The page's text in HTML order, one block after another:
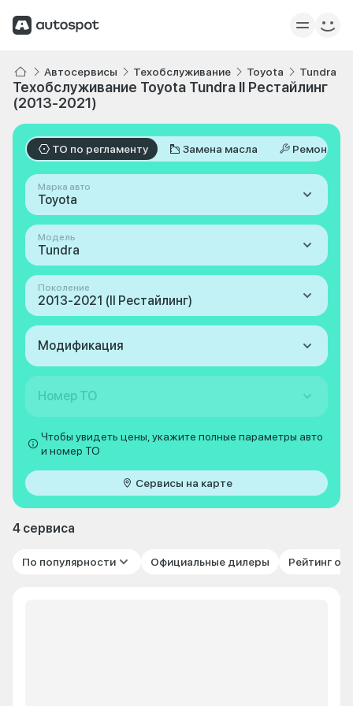
Автосервисы Техобслуживание Toyota Tundra
Техобслуживание Toyota Tundra II Рестайлинг
(2013-2021)
ТО по регламенту Замена масла Ремонт
Марка авто
Toyota
Модель
Tundra
Поколение
2013-2021 (II Рестайлинг)
Модификация
Номер ТО
Чтобы увидеть цены, укажите полные параметры авто
и номер ТО
Сервисы на карте
4 сервиса
По популярности Официальные дилеры Рейтинг